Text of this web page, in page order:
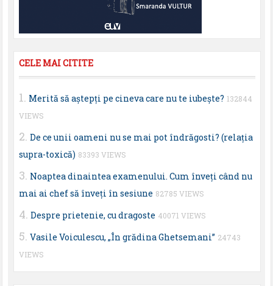
CELE MAI CITITE
Merită să aştepţi pe cineva care nu te iubeşte? 132844
VIEWS
De ce unii oameni nu se mai pot îndrăgosti? (relaţia
supra-toxică) 83393 VIEWS
Noaptea dinaintea examenului. Cum înveţi când nu
mai ai chef să înveţi în sesiune 82785 VIEWS
Despre prietenie, cu dragoste 40071 VIEWS
Vasile Voiculescu, „În grădina Ghetsemani” 24743
VIEWS